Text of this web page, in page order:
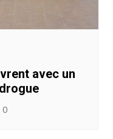
avec un
0